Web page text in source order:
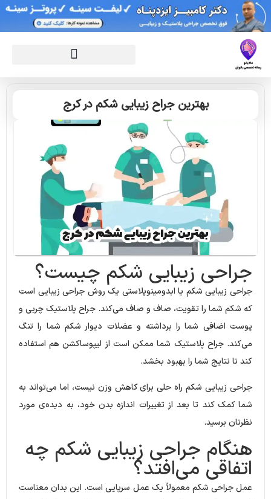
بهترین جراح زیبایی شکم در کرج
جراحی زیبایی شکم چیست؟
جراحی زیبایی شکم یا ابدومینوپلاستی یک روش جراحی زیبایی است
که شکم شما را تقویت، صاف و صاف می‌کند. جراح پلاستیک چربی و
پوست اضافی شما را برداشته و عضلات دیوار شکم شما را تنگ
می‌کند. جراح پلاستیک شما ممکن است از لیپوساکشن هم استفاده
کند تا نتایج شما را بهبود بخشد.
جراحی زیبایی شکم راه حلی برای کاهش وزن نیست، اما می‌تواند به
شما کمک کند تا بعد از تغییرات اندازه بدن خود، به دیده‌ی مورد
نظرتان برسید.
هنگام جراحی زیبایی شکم چه
اتفاقی می‌افتد؟
عمل جراحی شکم معمولاً یک عمل سرپایی است. این بدان معناست